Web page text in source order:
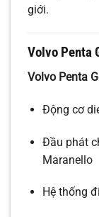
giới.
Volvo Penta
Volvo Penta
Động cơ
Đầu phát
Maranello
Hệ thống